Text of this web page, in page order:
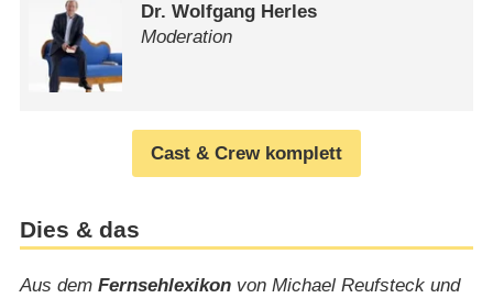
Dr. Wolfgang Herles
Moderation
Cast & Crew komplett
Dies & das
Aus dem Fernsehlexikonvon Michael Reufsteck und